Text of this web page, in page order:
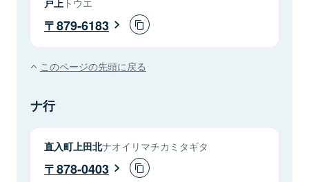
879-6183
このページの先頭に戻る
ナ行
直入町上田北ナオイリマチカミタギタ
878-0403